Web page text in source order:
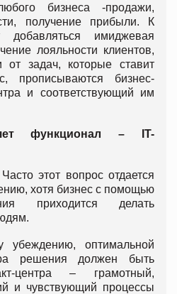
бизнеса -продажи,
получение прибыли. К
имиджевая
лояльности клиентов,
от задач, которые ставит
прописываются бизнес-
и соответствующий им
функционал – IT-
этот вопрос отдается
хотя бизнес с помощью
приходится делать
убеждению, оптимальной
решения должен быть
центра – грамотный,
и чувствующий процессы